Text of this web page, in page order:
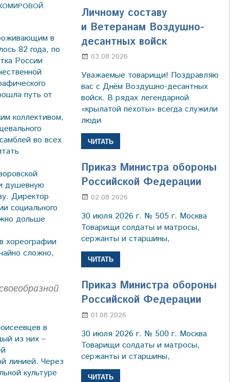
в
82 года, по
России
путь от
коллективом,
во всех
душевную
Директор
социального
дольше
хореографии
сложно,
в
из них –
линией. Через
культуре
Личному составу
и Ветеранам Воздушно-
десантных войск
03.08.2026
Уважаемые товарищи! Поздравляю
вас с Днём Воздушно-десантных
войск. В рядах легендарной
«крылатой пехоты» всегда служили
люди
ЧИТАТЬ
Приказ Министра обороны
Российской Федерации
02.08.2026
30 июля 2026 г. № 505 г. Москва
Товарищи солдаты и матросы,
сержанты и старшины,
ЧИТАТЬ
Приказ Министра обороны
Российской Федерации
01.08.2026
30 июля 2026 г. № 500 г. Москва
Товарищи солдаты и матросы,
сержанты и старшины,
ЧИТАТЬ